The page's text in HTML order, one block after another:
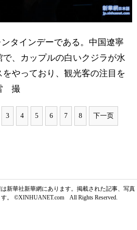
タインデーである。中国遼寧
、カップルの白いクジラが水
やっており、観光客の注目を
撮
3 4 5 6 7 8 下一页
新華社新華網にあります。掲載された記事、写真
。 ©XINHUANET.com All Rights Reserved.